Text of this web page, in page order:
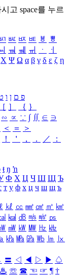
고 space를 누르
ㅵ ㅶ ㅷ ㅸ
ㅹ
ㆊ ㆋ ㆌ ㆍ
ㆎ
Χ Ψ Ω α β γ δ ε ζ η
פ ם ן ו
［ ］ ｛ ｝
∽ ∝ ∵ ∫ ∬ ∈ ∋
＜ ＝
＞
！ ＇ ， ． ／
：
ŧ ŋ ŉ
Ф Х Ц Ч Ш Щ Ъ
т у ф х ц ч ш щ ъ
ℓ ㎘ ㏄ ㎣ ㎤ ㎥ ㎦
㎉ ㏈ ㎧ ㎨ ㎰
㎽ ㎾ ㎿ ㎐ ㎑
㎪ ㎫ ㎬ ㏝ ㏐
㏓
〓 ◁ ◀ ▷ ▶ ♤
♨ ☏ ☎ ☜ ☞ ¶ †